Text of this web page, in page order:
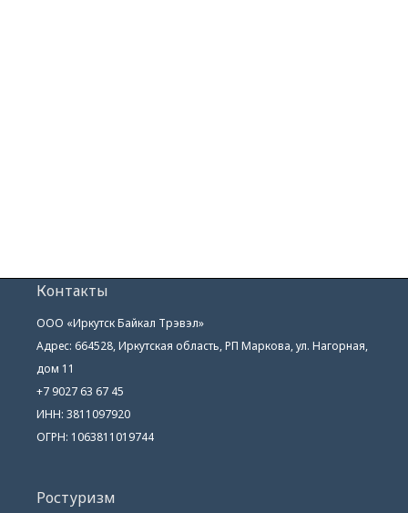
Контакты
ООО «Иркутск Байкал Трэвэл»
Адрес: 664528, Иркутская область, РП Маркова, ул. Нагорная,
дом 11
+7 9027 63 67 45
ИНН: 3811097920
ОГРН: 1063811019744
Ростуризм